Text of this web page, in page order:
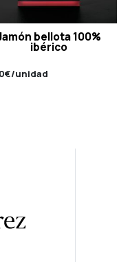
bellota 100%
ibérico
€/unidad